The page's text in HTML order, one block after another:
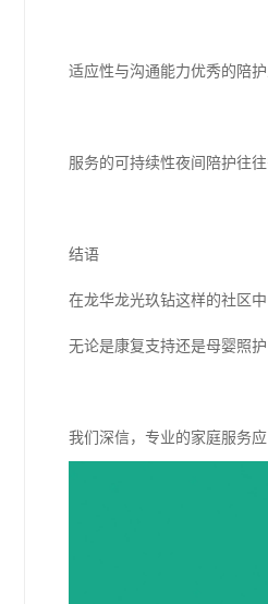
适应性与沟通能力优秀的陪
服务的可持续性夜间陪护往
结语
在龙华龙光玖钻这样的社区
无论是康复支持还是母婴照
我们深信，专业的家庭服务